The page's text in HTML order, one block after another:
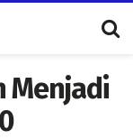
Menjadi